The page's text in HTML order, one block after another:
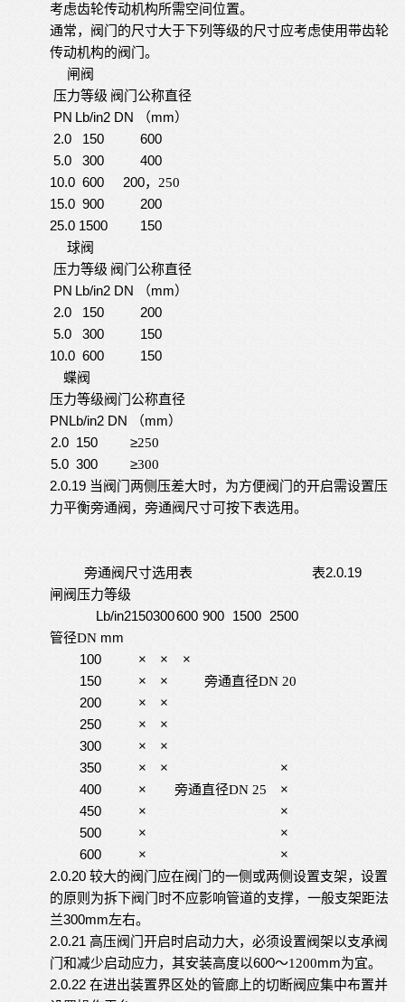
考虑齿轮传动机构所需空间位置。
通常，阀门的尺寸大于下列等级的尺寸应考虑使用带齿轮
传动机构的阀门。
闸阀
压力等级 阀门公称直径
PN Lb/in2 DN （mm）
2.0
150
600
5.0
300
400
10.0 600 200， 250
15.0 900
200
25.0 1500
150
球阀
压力等级 阀门公称直径
PN Lb/in2 DN （mm）
2.0
150
200
5.0
300
150
10.0 600
150
蝶阀
压力等级阀门公称直径
PNLb/in2 DN （mm）
2.0 150 ≥250
5.0 300 ≥300
2.0.19 当阀门两侧压差大时，为方便阀门的开启需设置压
力平衡旁通阀，旁通阀尺寸可按下表选用。
旁通阀尺寸选用表 表2.0.19
闸阀压力等级
Lb/in2
管径DN mm
150300600 900 1500 2500
100 × ×
×
150
× × 旁通直径DN 20
200 ×
×
250
×
×
300
×
×
350
× ×
×
400
× 旁通直径DN 25
×
450
×
×
500
×
×
600
×
×
2.0.20 较大的阀门应在阀门的一侧或两侧设置支架，设置
的原则为拆下阀门时不应影响管道的支撑，一般支架距法
兰300mm左右。
2.0.21 高压阀门开启时启动力大，必须设置阀架以支承阀
门和减少启动应力，其安装高度以600～1200mm为宜。
2.0.22 在进出装置界区处的管廊上的切断阀应集中布置并